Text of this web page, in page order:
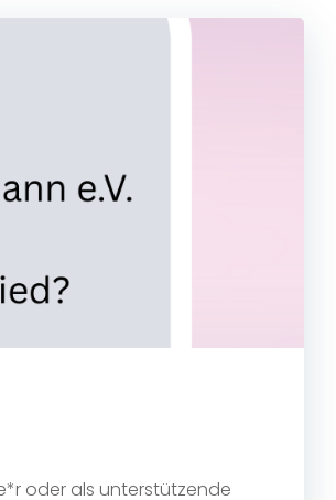
oder als unterstützende